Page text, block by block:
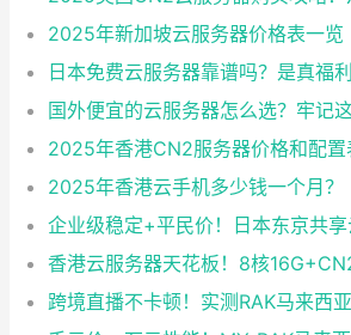
2025年新加坡云服务器价格表一览
日本免费云服务器靠谱吗？是真福
2025年香港CN2服务器价格和配置
2025年香港云手机多少钱一个月？